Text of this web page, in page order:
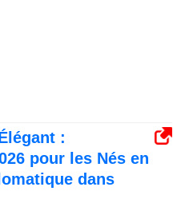
:
pour les Nés en
dans